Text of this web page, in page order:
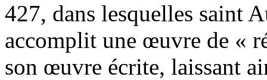
427, dans lesquelles saint
accomplit une œuvre de «
son œuvre écrite, laissant